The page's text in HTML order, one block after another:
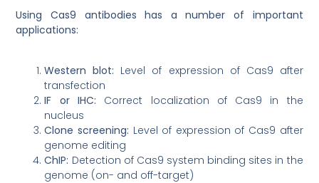
Using Cas9 antibodies has a number of important
applications:
Western blot: Level of expression of Cas9 after
transfection
IF or IHC: Correct localization of Cas9 in the
nucleus
Clone screening: Level of expression of Cas9 after
genome editing
ChIP: Detection of Cas9 system binding sites in the
genome (on- and off-target)